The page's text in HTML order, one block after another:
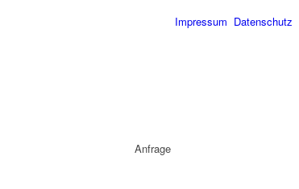
Impressum Datenschutz
Anfrage